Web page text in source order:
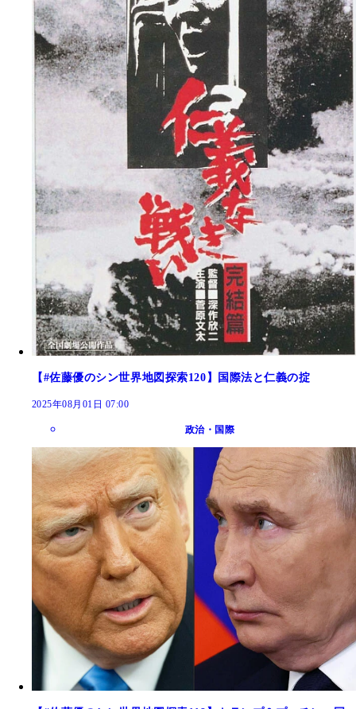
【#佐藤優のシン世界地図探索120】国際法と仁義の掟
2025年08月01日 07:00
政治・国際